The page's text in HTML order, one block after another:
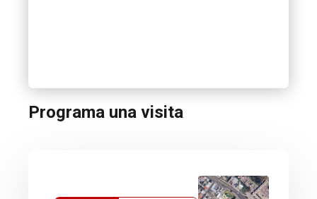
Programa una visita